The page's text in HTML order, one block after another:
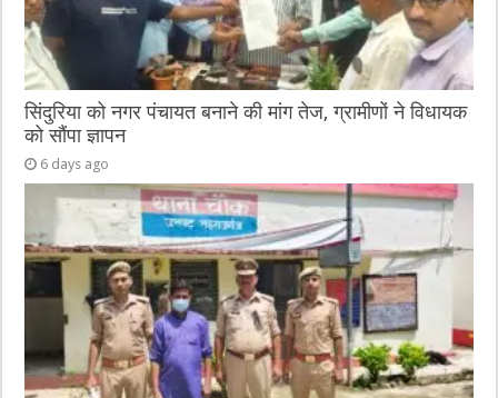
सिंदुरिया को नगर पंचायत बनाने की मांग तेज, ग्रामीणों ने विधायक
को सौंपा ज्ञापन
6 days ago